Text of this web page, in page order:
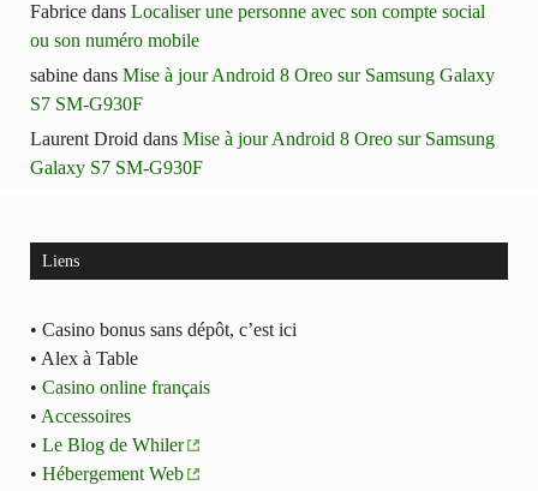
Fabrice dans Localiser une personne avec son compte social
ou son numéro mobile
sabine dans Mise à jour Android 8 Oreo sur Samsung Galaxy
S7 SM-G930F
Laurent Droid dans Mise à jour Android 8 Oreo sur Samsung
Galaxy S7 SM-G930F
Liens
• Casino bonus sans dépôt, c’est ici
• Alex à Table
• Casino online français
• Accessoires
• Le Blog de Whiler
• Hébergement Web